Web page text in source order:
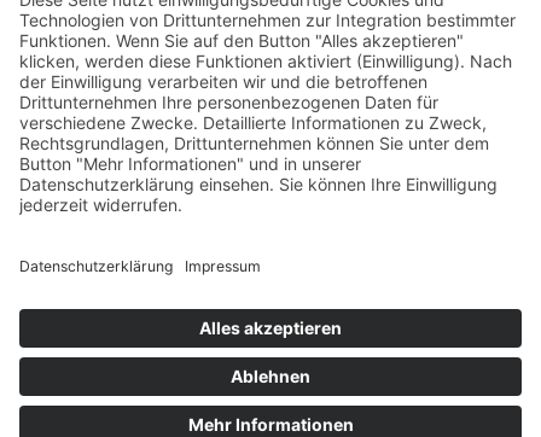
Fehlerliste
Impressum
Datenschutzerklärung
2026 | Powered byInternetagentur Nürnberg